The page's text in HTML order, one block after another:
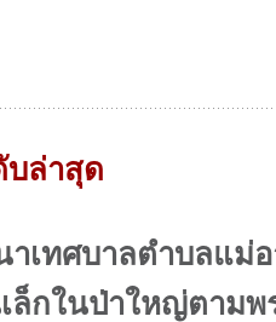
บล่าสุด
าเทศบาลตำบลแม่
ล็กในป่าใหญ่ตาม